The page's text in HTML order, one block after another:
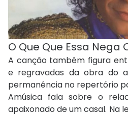
O Que Que Essa Nega
A canção também figura
e regravadas da obra do
permanência no repertório
Amúsica fala sobre o
apaixonado de um casal. Na